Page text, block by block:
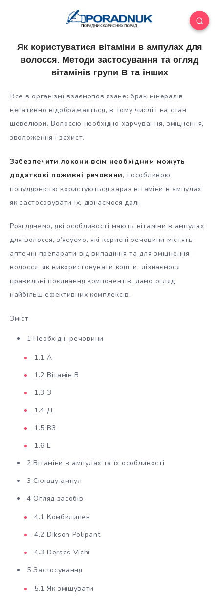
Як користуватися вітаміни в ампулах для
волосся. Методи застосування та огляд
вітамінів групи В та інших
Все в організмі взаємопов’язане: брак мінералів
негативно відображається, в тому числі і на стан
шевелюри. Волоссю необхідно харчування, зміцнення,
зволоження і захист.
Забезпечити локони всім необхідним можуть
додаткові поживні речовини, і особливою
популярністюкористуються зараз вітаміни в ампулах:
як застосовувати їх, дізнаємося далі.
Розглянемо, які особливості мають вітаміни в ампулах
для волосся, з’ясуємо, які корисні речовини містять
аптечні препарати від випадіння та для зміцнення
волосся, як використовувати кошти, дізнаємося
правильні поєднання компонентів, дамо огляд
найбільш ефективних комплексів.
Зміст
1 Необхідні речовини
1.1 А
1.2 Вітамін В
1.3 З
1.4 Д
1.5 В3
1.6 Е
2 Вітаміни в ампулах та їх особливості
3 Складу ампул
4 Огляд засобів
4.1 Комбилипен
4.2 Dikson Polipant
4.3 Dersos Vichi
5 Застосування
5.1 Як змішувати